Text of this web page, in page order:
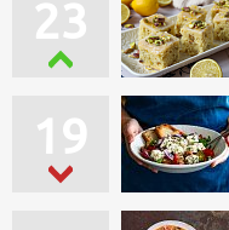
22
20